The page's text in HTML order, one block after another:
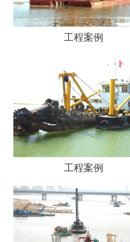
工程案例
工程案例